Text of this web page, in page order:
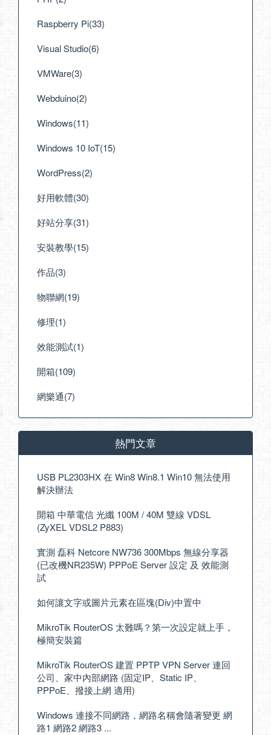
Raspberry Pi(33)
Visual Studio(6)
VMWare(3)
Webduino(2)
Windows(11)
Windows 10 IoT(15)
WordPress(2)
好用軟體(30)
好站分享(31)
安裝教學(15)
作品(3)
物聯網(19)
修理(1)
效能測試(1)
開箱(109)
網樂通(7)
熱門文章
USB PL2303HX 在 Win8 Win8.1 Win10 無法使用
解決辦法
開箱 中華電信 光纖 100M / 40M 雙線 VDSL
(ZyXEL VDSL2 P883)
實測 磊科 Netcore NW736 300Mbps 無線分享器
(已改機NR235W) PPPoE Server 設定 及 效能測
試
如何讓文字或圖片元素在區塊(Div)中置中
MikroTik RouterOS 太難嗎？第一次設定就上手，
極簡安裝篇
MikroTik RouterOS 建置 PPTP VPN Server 連回
公司、家中內部網路 (固定IP、Static IP、
PPPoE、撥接上網 適用)
Windows 連接不同網路，網路名稱會隨著變更 網
路1 網路2 網路3 ...